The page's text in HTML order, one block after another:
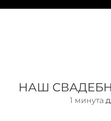
НАШ
1 минута